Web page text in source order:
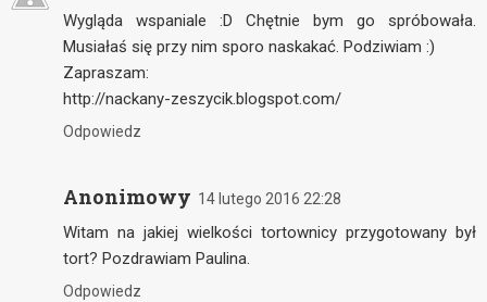
Wygląda wspaniale :D Chętnie bym go spróbowała.
Musiałaś się przy nim sporo naskakać. Podziwiam :)
Zapraszam:
http://nackany-zeszycik.blogspot.com/
Odpowiedz
Anonimowy 14 lutego 2016 22:28
Witam na jakiej wielkości tortownicy przygotowany był
tort? Pozdrawiam Paulina.
Odpowiedz